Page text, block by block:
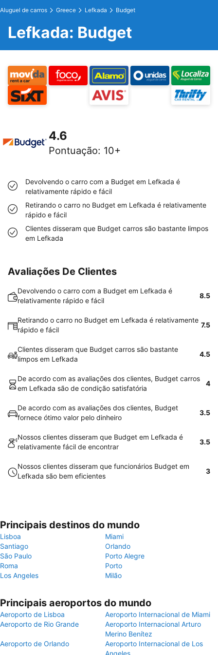
Aluguel de carros Greece Lefkada Budget
Lefkada: Budget
4.6
Pontuação: 10+
Devolvendo o carro com a Budget em Lefkada é
relativamente rápido e fácil
Retirando o carro no Budget em Lefkada é relativamente
rápido e fácil
Clientes disseram que Budget carros são bastante limpos
em Lefkada
Avaliações De Clientes
Devolvendo o carro com a Budget em Lefkada é
relativamente rápido e fácil
8.5
Retirando o carro no Budget em Lefkada é relativamente
rápido e fácil
7.5
Clientes disseram que Budget carros são bastante
limpos em Lefkada
4.5
De acordo com as avaliações dos clientes, Budget carros
em Lefkada são de condição satisfatória
4
De acordo com as avaliações dos clientes, Budget
fornece ótimo valor pelo dinheiro
3.5
Nossos clientes disseram que Budget em Lefkada é
relativamente fácil de encontrar
3.5
Nossos clientes disseram que funcionários Budget em
Lefkada são bem eficientes
3
Principais destinos do mundo
Lisboa
Miami
Santiago
Orlando
São Paulo
Porto Alegre
Roma
Porto
Los Angeles
Milão
Principais aeroportos do mundo
Aeroporto de Lisboa
Aeroporto Internacional de Miami
Aeroporto de Rio Grande
Aeroporto Internacional Arturo
Merino Benítez
Aeroporto de Orlando
Aeroporto Internacional de Los
Angeles